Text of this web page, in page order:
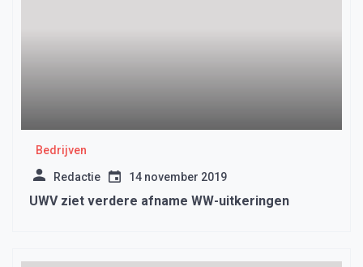
Bedrijven
Redactie 14 november 2019
UWV ziet verdere afname WW-uitkeringen